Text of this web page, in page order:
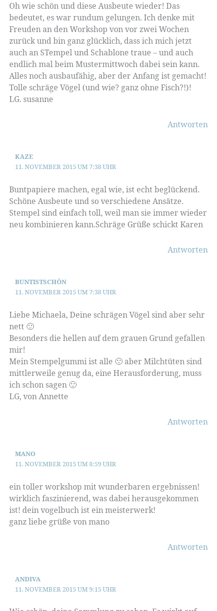
Oh wie schön und diese Ausbeute wieder! Das
bedeutet, es war rundum gelungen. Ich denke mit
Freuden an den Workshop von vor zwei Wochen
zurück und bin ganz glücklich, dass ich mich jetzt
auch an STempel und Schablone traue – und auch
endlich mal beim Mustermittwoch dabei sein kann.
Alles noch ausbaufähig, aber der Anfang ist gemacht!
Tolle schräge Vögel (und wie? ganz ohne Fisch?!)!
LG. susanne
Antworten
KAZE
11. NOVEMBER 2015 UM 7:38 UHR
Buntpapiere machen, egal wie, ist echt beglückend.
Schöne Ausbeute und so verschiedene Ansätze.
Stempel sind einfach toll, weil man sie immer wieder
neu kombinieren kann.Schräge Grüße schickt Karen
Antworten
BUNTISTSCHÖN
11. NOVEMBER 2015 UM 7:38 UHR
Liebe Michaela, Deine schrägen Vögel sind aber sehr
nett 🙂
Besonders die hellen auf dem grauen Grund gefallen
mir!
Mein Stempelgummi ist alle 🙁 aber Milchtüten sind
mittlerweile genug da, eine Herausforderung, muss
ich schon sagen 🙂
LG, von Annette
Antworten
MANO
11. NOVEMBER 2015 UM 8:59 UHR
ein toller workshop mit wunderbaren ergebnissen!
wirklich faszinierend, was dabei herausgekommen
ist! dein vogelbuch ist ein meisterwerk!
ganz liebe grüße von mano
Antworten
ANDIVA
11. NOVEMBER 2015 UM 9:15 UHR